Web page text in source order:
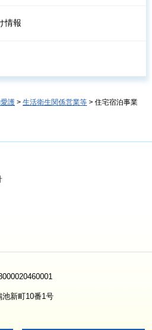
情報
護 > 生活衛生関係営業等 > 住宅宿泊事業
新町10番1号